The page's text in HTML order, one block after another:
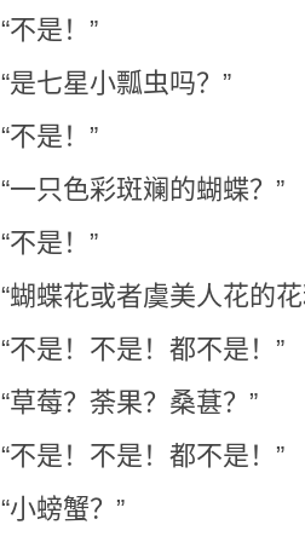
“不是！”
“是七星小瓢虫吗？”
“不是！”
“一只色彩斑斓的蝴蝶？”
“不是！”
“蝴蝶花或者虞美人花的
“不是！不是！都不是！”
“草莓？荼果？桑葚？”
“不是！不是！都不是！”
“小螃蟹？”